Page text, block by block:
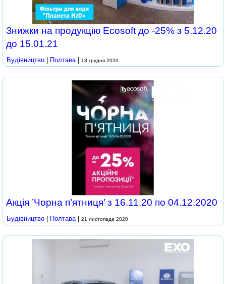
Знижки на продукцію Ecosoft до -25% з 5.12.20
до 15.01.21
Будівництво | Полтава | 18 грудня 2020
Акція ’Чорна п’ятниця’ з 16.11.20 по 04.12.2020
Будівництво Полтава| 21 листопада 2020